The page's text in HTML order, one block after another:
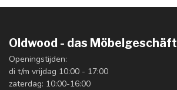
Oldwood - das Möbelgeschäft
Openingstijden:
di t/m vrijdag 10:00 - 17:00
zaterdag: 10:00-16:00